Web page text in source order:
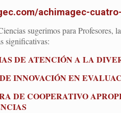
achimagec-
sugerimos para Profesores,
significativas:
DE ATENCIÓN A LA
INNOVACIÓN EN
DE COOPERATIVO